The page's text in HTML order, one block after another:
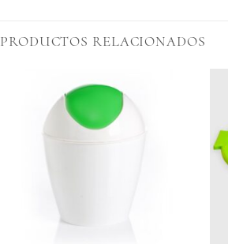
PRODUCTOS RELACIONADOS